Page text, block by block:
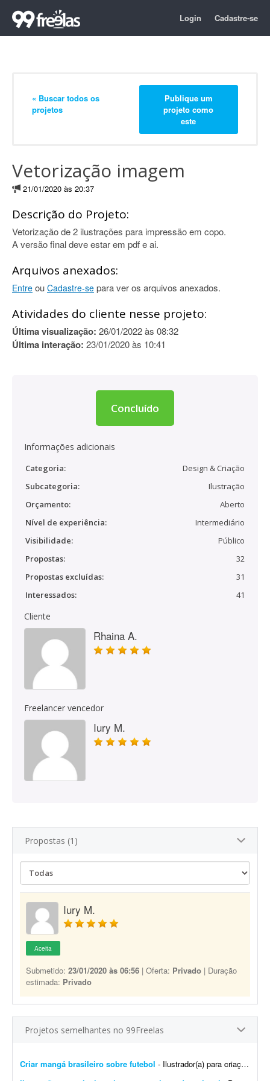
Login Cadastre-se
« Buscar todos os
projetos
Publique um
projeto como
este
Vetorização imagem
21/01/2020 às 20:37
Descrição do Projeto:
Vetorização de 2 ilustrações para impressão em copo.
A versão final deve estar em pdf e ai.
Arquivos anexados:
Entre ou Cadastre-se para ver os arquivos anexados.
Atividades do cliente nesse projeto:
Última visualização: 26/01/2022 às 08:32
Última interação: 23/01/2020 às 10:41
Concluído
Informações adicionais
Categoria:
Design & Criação
Subcategoria:
Ilustração
Orçamento:
Aberto
Nível de experiência:
Intermediário
Visibilidade:
Público
Propostas:
32
Propostas excluídas:
31
Interessados:
41
Cliente
Rhaina A.
Freelancer vencedor
Iury M.
Propostas (1)
Iury M.
Aceita
Submetido: 23/01/2020 às 06:56 | Oferta: Privado | Duração
estimada: Privado
Projetos semelhantes no 99Freelas
Criar mangá brasileiro sobre futebol - Ilustrador(a) para criação de mangá brasileiro de futebol - parceria de longo prazo Estou desenvolvendo um mangá brasileiro de futebol original, com foco em uma hist&oa...